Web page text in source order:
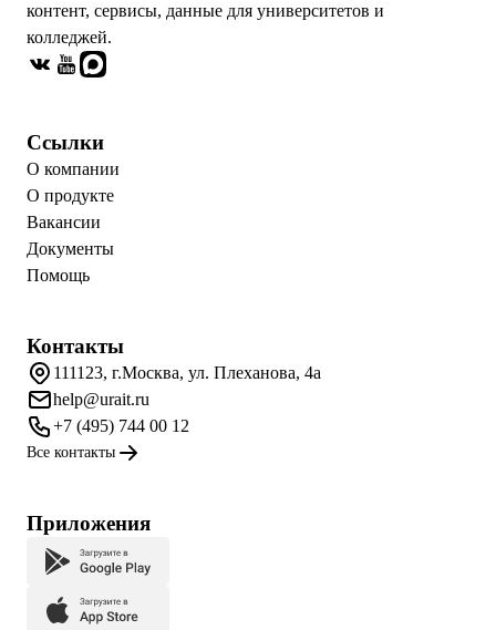
контент, сервисы, данные для университетов и
колледжей.
Ссылки
О компании
О продукте
Вакансии
Документы
Помощь
Контакты
111123, г.Москва, ул. Плеханова, 4а
help@urait.ru
+7 (495) 744 00 12
Все контакты
Приложения